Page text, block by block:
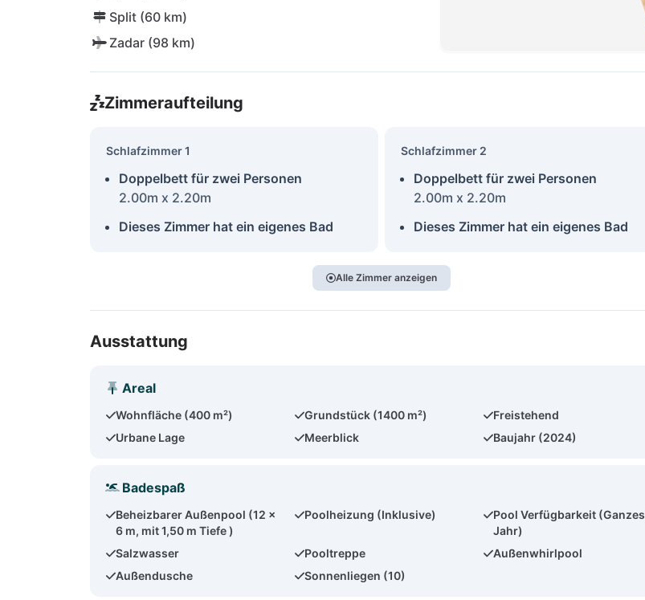
Split (60 km)
Zadar (98 km)
Zimmeraufteilung
Schlafzimmer 1
Doppelbett für zwei Personen
2.00m x 2.20m
Dieses Zimmer hat ein eigenes Bad
Schlafzimmer 2
Doppelbett für zwei Personen
2.00m x 2.20m
Dieses Zimmer hat ein eigenes Bad
Alle Zimmer anzeigen
Ausstattung
Areal
Wohnfläche (400 m²) Grundstück (1400 m²)
Freistehend
Urbane Lage
Meerblick Baujahr (2024)
Badespaß
Beheizbarer Außenpool (12 x
6 m, mit 1,50 m Tiefe )
Poolheizung (Inklusive)
Pool Verfügbarkeit (Ganzes
Jahr)
Salzwasser
Pooltreppe
Außenwhirlpool
Außendusche
Sonnenliegen (10)